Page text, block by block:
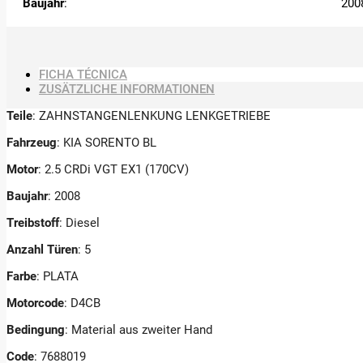
Baujahr:
FICHA TÉCNICA
ZUSÄTZLICHE INFORMATIONEN
Teile: ZAHNSTANGENLENKUNG LENKGETRIEBE
Fahrzeug: KIA SORENTO BL
Motor: 2.5 CRDi VGT EX1 (170CV)
Baujahr: 2008
Treibstoff: Diesel
Anzahl Türen: 5
Farbe: PLATA
Motorcode: D4CB
Bedingung: Material aus zweiter Hand
Code: 7688019